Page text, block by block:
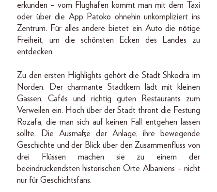
erkunden – vom Flughafen kommt man mit dem Taxi
oder über die App Patoko ohnehin unkompliziert ins
Zentrum. Für alles andere bietet ein Auto die nötige
Freiheit, um die schönsten Ecken des Landes zu
entdecken.
Zu den ersten Highlights gehört die Stadt Shkodra im
Norden. Der charmante Stadtkern lädt mit kleinen
Gassen, Cafés und richtig guten Restaurants zum
Verweilen ein. Hoch über der Stadt thront die Festung
Rozafa, die man sich auf keinen Fall entgehen lassen
sollte. Die Ausmaße der Anlage, ihre bewegende
Geschichte und der Blick über den Zusammenfluss von
drei Flüssen machen sie zu einem der
beeindruckendsten historischen Orte Albaniens – nicht
nur für Geschichtsfans.